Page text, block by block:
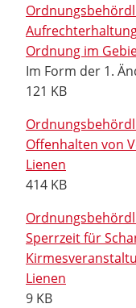
Ordnung im
Im Form der 1.
121 KB
Offenhalten von
Lienen
414 KB
Sperrzeit für
Lienen
9 KB